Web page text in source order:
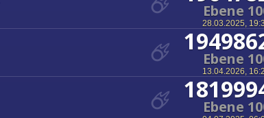
Ebene
28.03.2025,
Ebene
13.04.2026,
Ebene